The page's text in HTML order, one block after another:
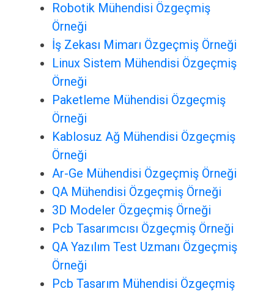
Robotik Mühendisi Özgeçmiş
Örneği
İş Zekası Mimarı Özgeçmiş Örneği
Linux Sistem Mühendisi Özgeçmiş
Örneği
Paketleme Mühendisi Özgeçmiş
Örneği
Kablosuz Ağ Mühendisi Özgeçmiş
Örneği
Ar-Ge Mühendisi Özgeçmiş Örneği
QA Mühendisi Özgeçmiş Örneği
3D Modeler Özgeçmiş Örneği
Pcb Tasarımcısı Özgeçmiş Örneği
QA Yazılım Test Uzmanı Özgeçmiş
Örneği
Pcb Tasarım Mühendisi Özgeçmiş